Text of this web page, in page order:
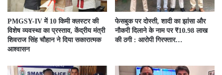
PMGSY-IV में 10 किमी क्लस्टर की
विशेष व्यवस्था का प्रस्ताव, केंद्रीय मंत्री
शिवराज सिंह चौहान ने दिया सकारात्मक
आश्वासन
फेसबुक पर दोस्ती, शादी का झांसा और
नौकरी दिलाने के नाम पर ₹10.98 लाख
की ठगी : आरोपी गिरफ्तार…